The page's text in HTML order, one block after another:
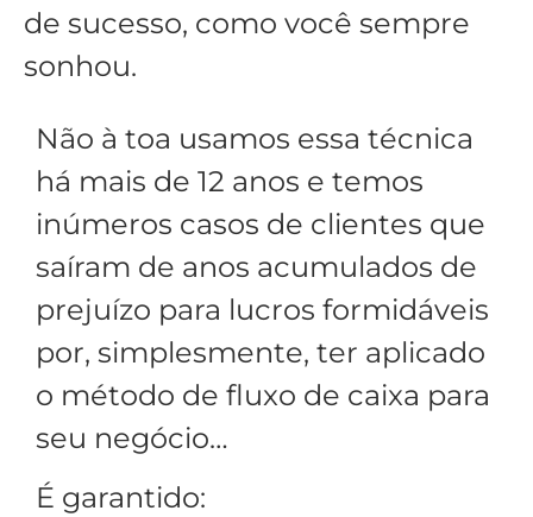
de sucesso, como você sempre
sonhou.
Não à toa usamos essa técnica
há mais de 12 anos e temos
inúmeros casos de clientes que
saíram de anos acumulados de
prejuízo para lucros formidáveis
por, simplesmente, ter aplicado
o método de fluxo de caixa para
seu negócio…
É garantido: